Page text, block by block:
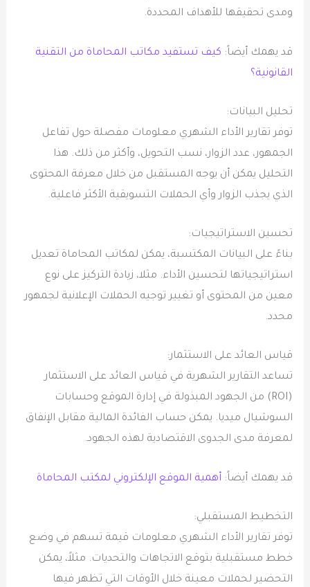
ومدى تحقيقها للأهداف المحددة.
قد يهمك أيضاً: كيف تستفيد مكاتب المحاماة من التقنية
القانونية؟
تحليل البيانات:
توفر تقارير الأداء الشهري معلومات مفصلة حول تفاعل
الجمهور، عدد الزوار، نسب التحويل، وأكثر من ذلك. هذا
التحليل يمكن أن يوجه المستقبل من خلال معرفة المحتوى
الذي يجذب الزوار وأي الحملات التسويقية الأكثر فاعلية.
تحسين الاستراتيجيات:
بناءً على البيانات المكتسبة، يمكن لمكاتب المحاماة تعديل
استراتيجياتها لتحسين الأداء. مثلا، زيادة التركيز على نوع
معين من المحتوى أو تغيير توجيه الحملات الإعلانية لجمهور
محدد.
قياس العائد على الاستثمار:
تساعد التقارير الشهرية في قياس العائد على الاستثمار
(ROI) من الجهود المبذولة في إدارة الموقع وحسابات
السوشيال ميديا. يمكن حساب الفائدة المالية مقابل الإنفاق
لمعرفة مدى الجدوى الاقتصادية لهذه الجهود.
قد يهمك أيضاً: أهمية الموقع الإلكتروني لمكتب المحاماة
التخطيط المستقبلي:
توفر تقارير الأداء الشهري معلومات قيمة تسهم في وضع
خطط مستقبلية بتوقع الاتجاهات والتحديات. مثلاً، يمكن
التحضير لحملات معينة خلال الأوقات التي تظهر فيها